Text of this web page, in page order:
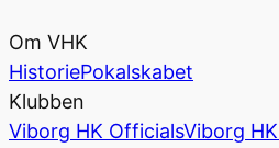
Om VHK
HistoriePokalskabet
Klubben
Viborg HK OfficialsViborg